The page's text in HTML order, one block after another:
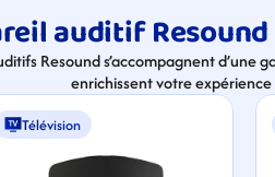
auditif
Resound s’accompagnent d’une
enrichissent votre
Télévision